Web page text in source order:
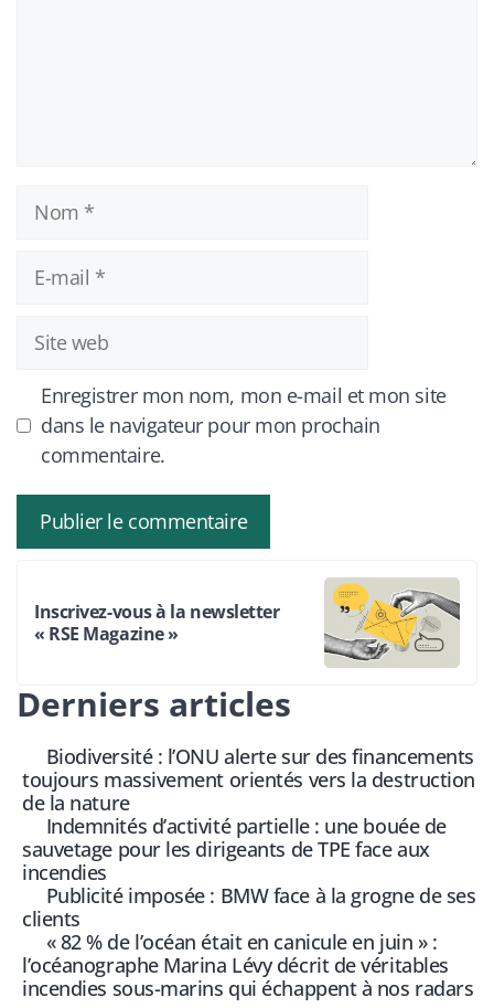
Nom
mail
Site
web
Enregistrer mon nom, mon e-mail et mon site
dans le navigateur pour mon prochain
commentaire.
Inscrivez-vous à la newsletter
« RSE Magazine »
Derniers articles
Biodiversité : l’ONU alerte sur des financements
toujours massivement orientés vers la destruction
de la nature
Indemnités d’activité partielle : une bouée de
sauvetage pour les dirigeants de TPE face aux
incendies
Publicité imposée : BMW face à la grogne de ses
clients
« 82 % de l’océan était en canicule en juin » :
l’océanographe Marina Lévy décrit de véritables
incendies sous-marins qui échappent à nos radars